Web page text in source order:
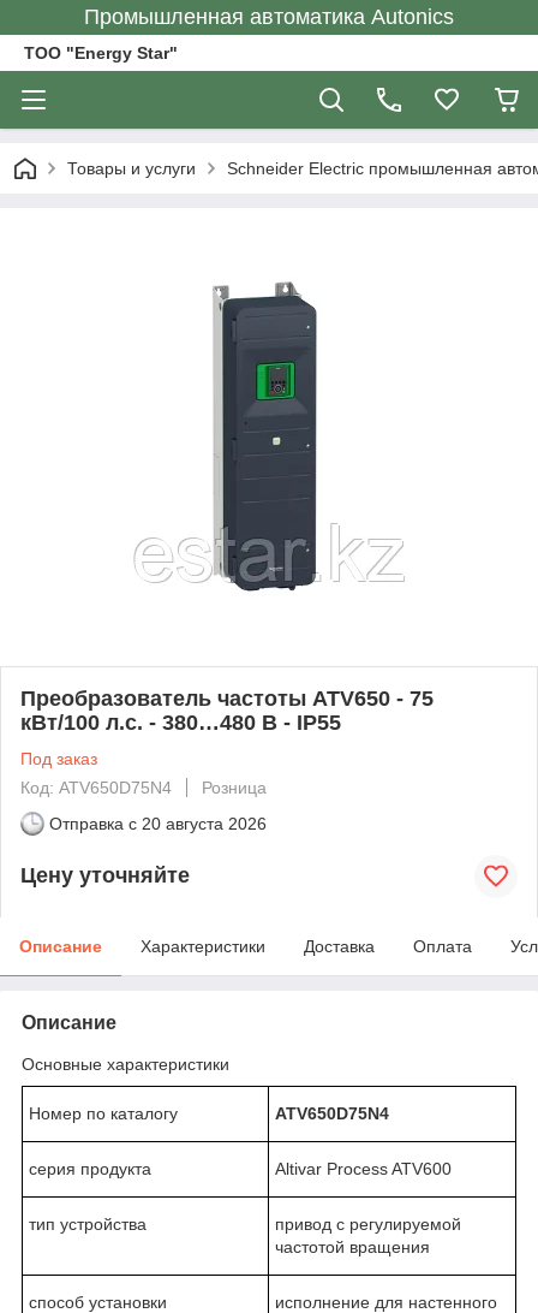
Промышленная автоматика Autonics
ТОО "Energy Star"
Товары и услуги Schneider Electric промышленная
Преобразователь частоты ATV650 - 75
кВт/100 л.с. - 380…480 В - IP55
Под заказ
Код: ATV650D75N4
Розница
Отправка с 20 августа 2026
Цену уточняйте
Описание Характеристики Доставка Оплата
Описание
Основные характеристики
Номер по каталогу ATV650D75N4
серия продукта Altivar Process ATV600
тип устройства
привод с регулируемой
частотой вращения
способ установки
исполнение для настенного